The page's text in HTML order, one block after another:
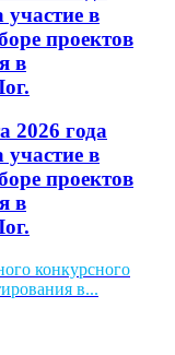
участие в
проектов
в
2026 года
участие в
проектов
в
конкурсного
в...